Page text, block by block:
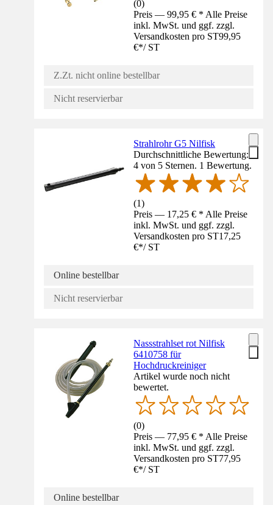
(0)
Preis — 99,95 € * Alle Preise
inkl. MwSt. und ggf. zzgl.
Versandkosten pro ST99,95
€*/ ST
Z.Zt. nicht online bestellbar
Nicht reservierbar
Strahlrohr G5 Nilfisk
Durchschnittliche Bewertung:
4 von 5 Sternen. 1 Bewertung.
(1)
Preis — 17,25 € * Alle Preise
inkl. MwSt. und ggf. zzgl.
Versandkosten pro ST17,25
€*/ ST
Online bestellbar
Nicht reservierbar
Nassstrahlset rot Nilfisk
6410758 für
Hochdruckreiniger
Artikel wurde noch nicht
bewertet.
(0)
Preis — 77,95 € * Alle Preise
inkl. MwSt. und ggf. zzgl.
Versandkosten pro ST77,95
€*/ ST
Online bestellbar